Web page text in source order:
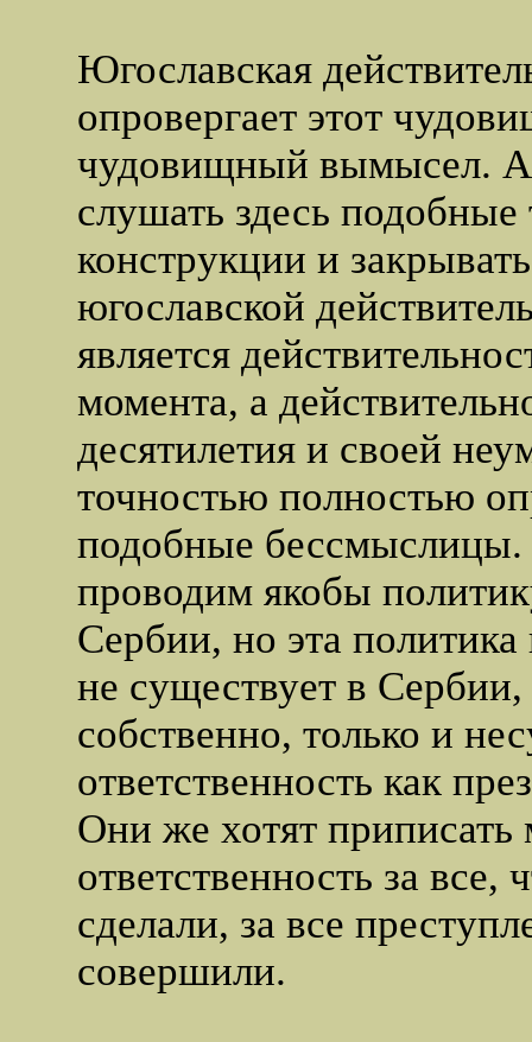
Югославская
опровергает этот
чудовищный вымысел.
слушать здесь
конструкции и
югославской
является
момента, а
десятилетия и своей
точностью полностью
подобные
проводим якобы
Сербии, но эта политика
не существует в
собственно, только и
ответственность как
Они же хотят приписать
ответственность за все,
сделали, за все
совершили.